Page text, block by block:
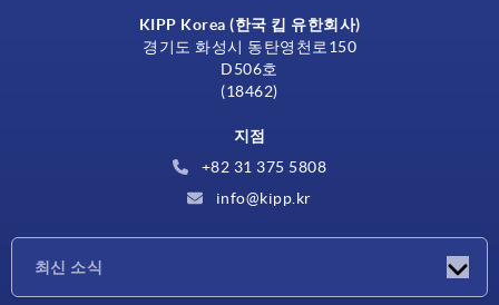
KIPP Korea (한국 킵 유한회사)
경기도 화성시 동탄영천로150
D506호
(18462)
지점
+82 31 375 5808
info@kipp.kr
최신 소식